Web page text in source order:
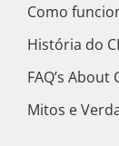
Como
História do
FAQ’s About
Mitos e